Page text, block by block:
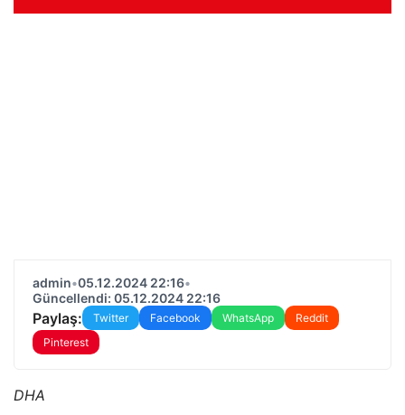
admin•05.12.2024 22:16•
Güncellendi: 05.12.2024 22:16
Paylaş: Twitter Facebook WhatsApp
Reddit
Pinterest
DHA